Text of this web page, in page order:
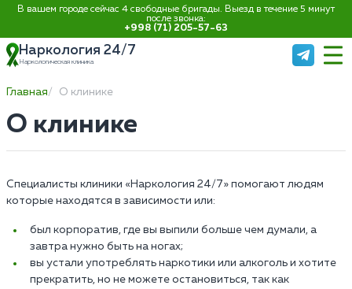
В вашем городе сейчас 4 свободные бригады. Выезд в течение 5 минут
после звонка:
+998 (71) 205-57-63
Наркология 24/7
Наркологическая клиника
Главная О клинике
О клинике
Специалисты клиники «Наркология 24/7» помогают людям
которые находятся в зависимости или:
был корпоратив, где вы выпили больше чем думали, а
завтра нужно быть на ногах;
вы устали употреблять наркотики или алкоголь и хотите
прекратить, но не можете остановиться, так как